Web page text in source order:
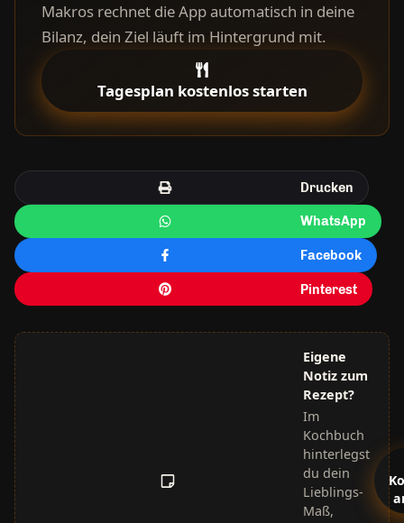
Makros rechnet die App automatisch in deine
Bilanz, dein Ziel läuft im Hintergrund mit.
Tagesplan kostenlos starten
Drucken
WhatsApp
Facebook
Pinterest
Eigene
Notiz zum
Rezept?
Im
Kochbuch
hinterlegst
du dein
Lieblings-
Maß,